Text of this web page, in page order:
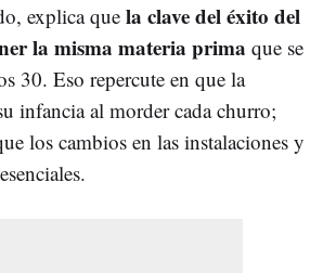
explica que la clave del éxito del
la misma materia prima que se
30. Eso repercute en que la
infancia al morder cada churro;
los cambios en las instalaciones y